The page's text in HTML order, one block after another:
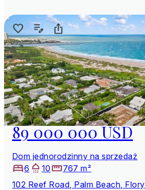
89 000 000 USD
Dom jednorodzinny na sprzedaż
6
10
767 m²
102 Reef Road, Palm Beach,